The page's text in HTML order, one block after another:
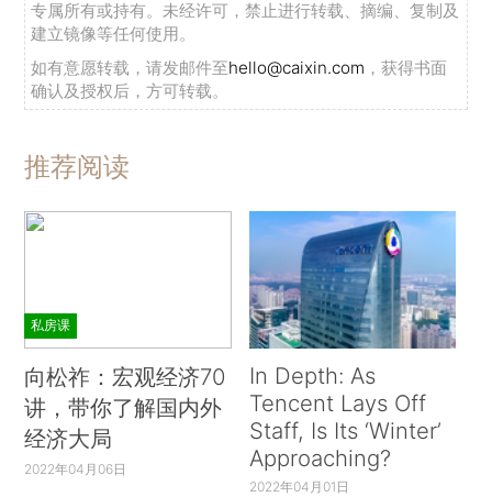
专属所有或持有。未经许可，禁止进行转载、摘编、复制及
建立镜像等任何使用。
如有意愿转载，请发邮件至hello@caixin.com ，获得书面
确认及授权后，方可转载。
推荐阅读
私房课
向松祚：宏观经济70
讲，带你了解国内外
经济大局
2022年04月06日
In Depth: As
Tencent Lays Off
Staff, Is Its ‘Winter’
Approaching?
2022年04月01日